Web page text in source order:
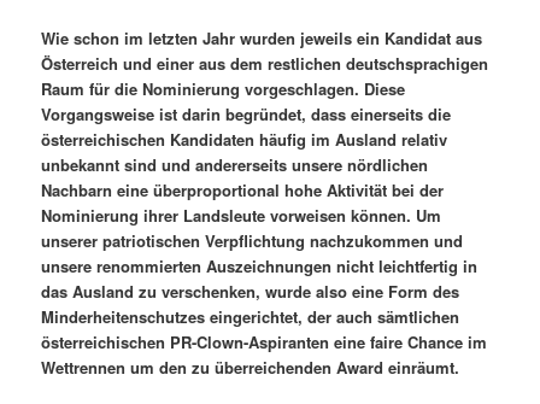
Wie schon im letzten Jahr wurden jeweils ein Kandidat aus
Österreich und einer aus dem restlichen deutschsprachigen
Raum für die Nominierung vorgeschlagen. Diese
Vorgangsweise ist darin begründet, dass einerseits die
österreichischen Kandidaten häufig im Ausland relativ
unbekannt sind und andererseits unsere nördlichen
Nachbarn eine überproportional hohe Aktivität bei der
Nominierung ihrer Landsleute vorweisen können. Um
unserer patriotischen Verpflichtung nachzukommen und
unsere renommierten Auszeichnungen nicht leichtfertig in
das Ausland zu verschenken, wurde also eine Form des
Minderheitenschutzes eingerichtet, der auch sämtlichen
österreichischen PR-Clown-Aspiranten eine faire Chance im
Wettrennen um den zu überreichenden Award einräumt.